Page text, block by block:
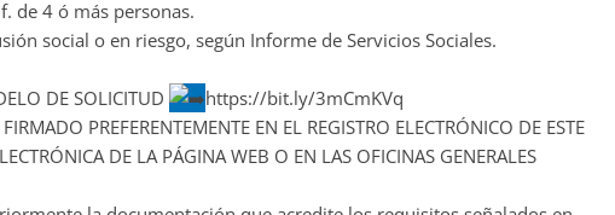
de 4 ó más personas.
social o en riesgo, según Informe de Servicios Sociales.
DE SOLICITUD
https://bit.ly/3mCmKVq
PREFERENTEMENTE EN EL REGISTRO ELECTRÓNICO DE ESTE
DE LA PÁGINA WEB O EN LAS OFICINAS GENERALES